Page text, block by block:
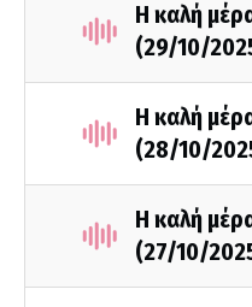
Η καλή
(29/10/
Η καλή
(28/10/
Η καλή
(27/10/